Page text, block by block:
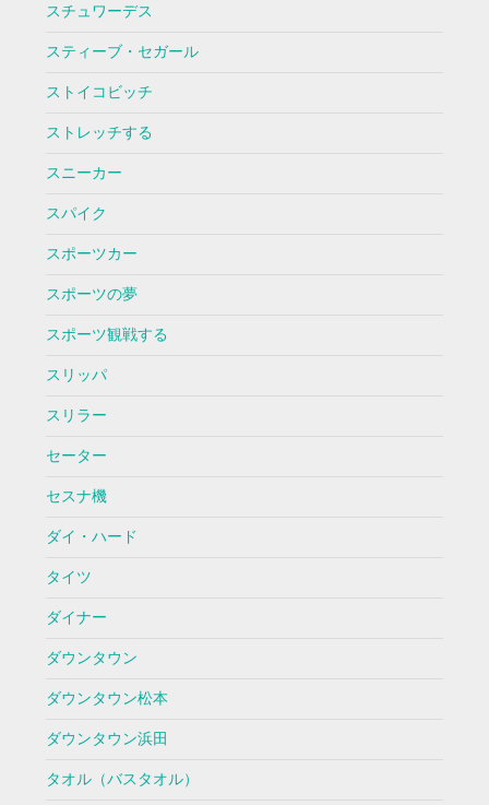
スチュワーデス
スティーブ・セガール
ストイコビッチ
ストレッチする
スニーカー
スパイク
スポーツカー
スポーツの夢
スポーツ観戦する
スリッパ
スリラー
セーター
セスナ機
ダイ・ハード
タイツ
ダイナー
ダウンタウン
ダウンタウン松本
ダウンタウン浜田
タオル（バスタオル）